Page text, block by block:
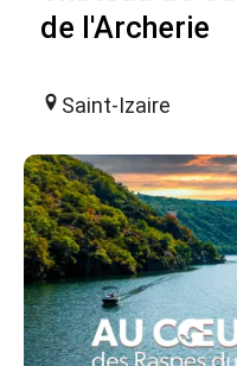
de l'Archerie
Saint-Izaire